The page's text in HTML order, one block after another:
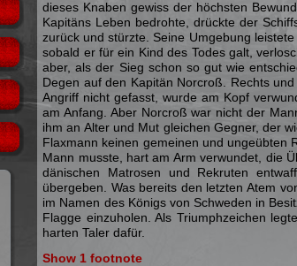
dieses Knaben gewiss der höchsten
Kapitäns Leben bedrohte, drückte der
zurück und stürzte. Seine Umgebung
sobald er für ein Kind des Todes galt,
aber, als der Sieg schon so gut wie
Degen auf den Kapitän Norcroß. Rechts
Angriff nicht gefasst, wurde am Kopf
am Anfang. Aber Norcroß war nicht der
ihm an Alter und Mut gleichen Gegner, der
Flaxmann keinen gemeinen und ungeübten
Mann musste, hart am Arm verwundet, die
dänischen Matrosen und Rekruten
übergeben. Was bereits den letzten Atem
im Namen des Königs von Schweden in
Flagge einzuholen. Als Triumphzeichen
harten Taler dafür.
Show 1 footnote